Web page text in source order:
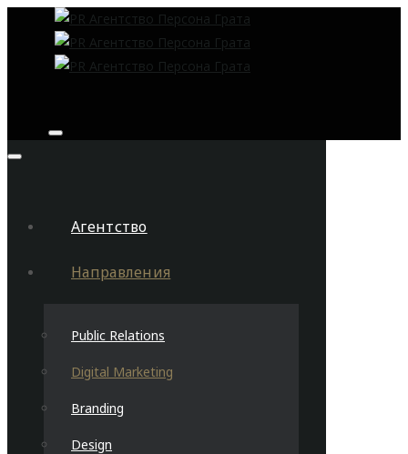
Агентство
Направления
Public Relations
Digital Marketing
Branding
Design